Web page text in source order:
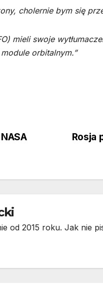
cholernie bym się
mieli swoje
orbitalnym.”
Rosja
od 2015 roku. Jak nie